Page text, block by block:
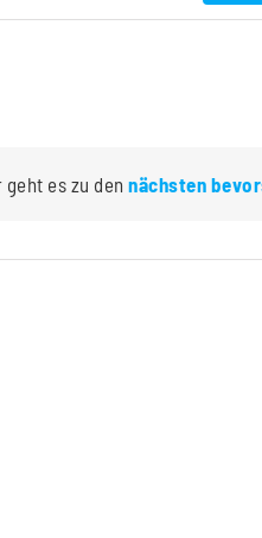
Hinweis
es zu den nächsten